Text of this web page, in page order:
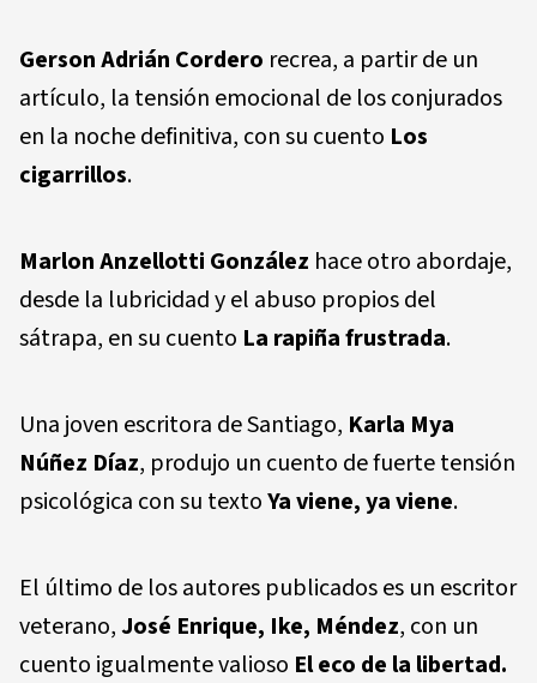
Gerson Adrián Cordero recrea, a partir de un
artículo, la tensión emocional de los conjurados
en la noche definitiva, con su cuento Los
cigarrillos.
Marlon Anzellotti González hace otro abordaje,
desde la lubricidad y el abuso propios del
sátrapa, en su cuento La rapiña frustrada.
Una joven escritora de Santiago, Karla Mya
Núñez Díaz, produjo un cuento de fuerte tensión
psicológica con su textoYa viene, ya viene.
El último de los autores publicados es un escritor
veterano,José Enrique, Ike, Méndez, con un
cuento igualmente valioso El eco de la libertad.